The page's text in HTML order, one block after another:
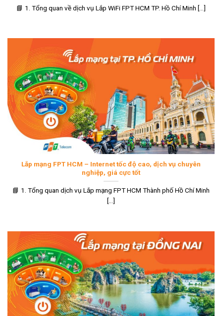
📘 1. Tổng quan về dịch vụ Lắp WiFi FPT HCM TP. Hồ Chí Minh [...]
Lắp mạng FPT HCM – Internet tốc độ cao, dịch vụ chuyên
nghiệp, giá cực tốt
📘 1. Tổng quan dịch vụ Lắp mạng FPT HCM Thành phố Hồ Chí Minh
[...]